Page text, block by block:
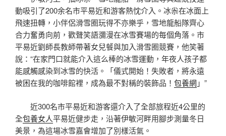
動吸引了200余名市平易近和游客熱忱介入。冰尜在冰面上
飛速扭轉，小伴侶滑雪圈玩得不亦樂乎，雪地龍船隊齊心
合力奮勇向前，歡聲笑語瀰漫在冰雪賽場的每個角落。市
平易近劉師長教師帶著女兒餐與加入滑雪圈競賽，他笑著
說：“在家門口就能介入這么棒的冰雪運動，年夜人孩子都
能感觸感染到冰雪的快活。「儀式開始！失敗者，將永遠
被困在我的咖啡館裡，成為最不對稱的裝飾品！ 包養網 」”
近300名市平易近和游客還介入了全部旅程近4公里的
全包養女人平易近健步走，沿著伊敏河畔用腳步測量冬日
美景，為這場冰雪嘉會增加了別樣活氣。